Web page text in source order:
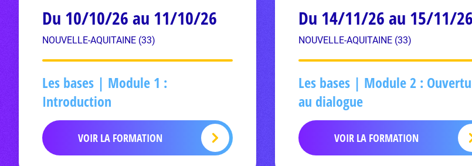
Du 10/10/26 au 11/10/26
NOUVELLE-AQUITAINE (33)
Les bases | Module 1 :
Introduction
VOIR LA FORMATION
Du 14/11/26 au 15/11/26
NOUVELLE-AQUITAINE (33)
Les bases | Module 2 :
au dialogue
VOIR LA FORMATION